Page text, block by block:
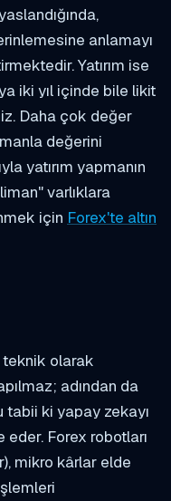
anlamayı
Yatırım ise
iki yıl içinde bile likit
Daha çok değer
değerini
yatırım yapmanın
varlıklara
için Forex'te altın
teknik olarak
adından da
tabii ki yapay zekayı
eder. Forex robotları
mikro kârlar elde